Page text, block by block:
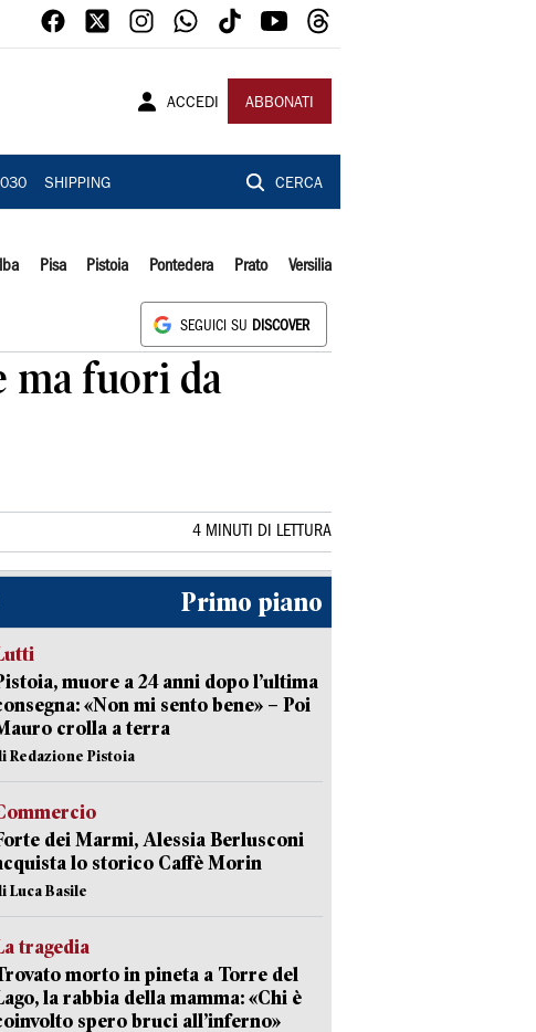
ACCEDI ABBONATI
SHIPPING CERCA
Pisa Pistoia Pontedera Prato Versilia
SEGUICI SU DISCOVER
ma fuori da
4 MINUTI DI LETTURA
Primo piano
muore a 24 anni dopo l’ultima
«Non mi sento bene» – Poi
crolla a terra
Redazione Pistoia
dei Marmi, Alessia Berlusconi
lo storico Caffè Morin
Luca Basile
tragedia
morto in pineta a Torre del
la rabbia della mamma: «Chi è
spero bruci all’inferno»